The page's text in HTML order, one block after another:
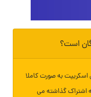
است؟
اسکریپت به صورت کاملا
اشتراک گذاشته می